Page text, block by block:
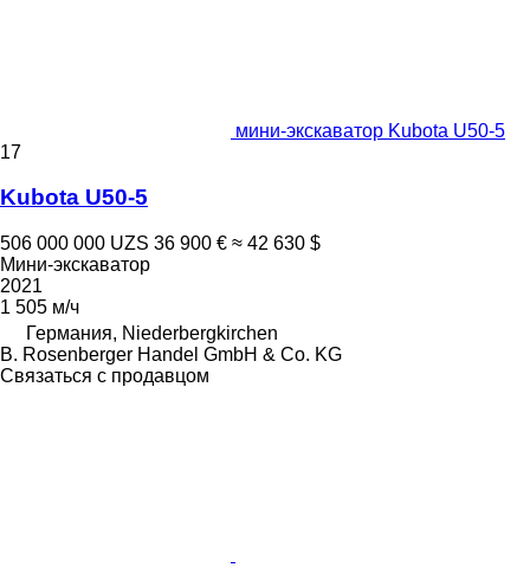
мини-экскаватор Kubota U50-5
17
Kubota U50-5
506 000 000 UZS 36 900 € ≈ 42 630 $
Мини-экскаватор
2021
1 505 м/ч
Германия, Niederbergkirchen
B. Rosenberger Handel GmbH & Co. KG
Связаться с продавцом